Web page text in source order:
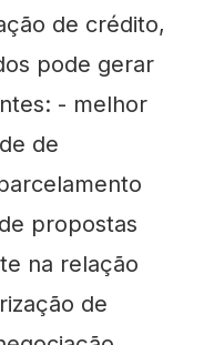
de crédito,
pode gerar
- melhor
de
propostas
na relação
de